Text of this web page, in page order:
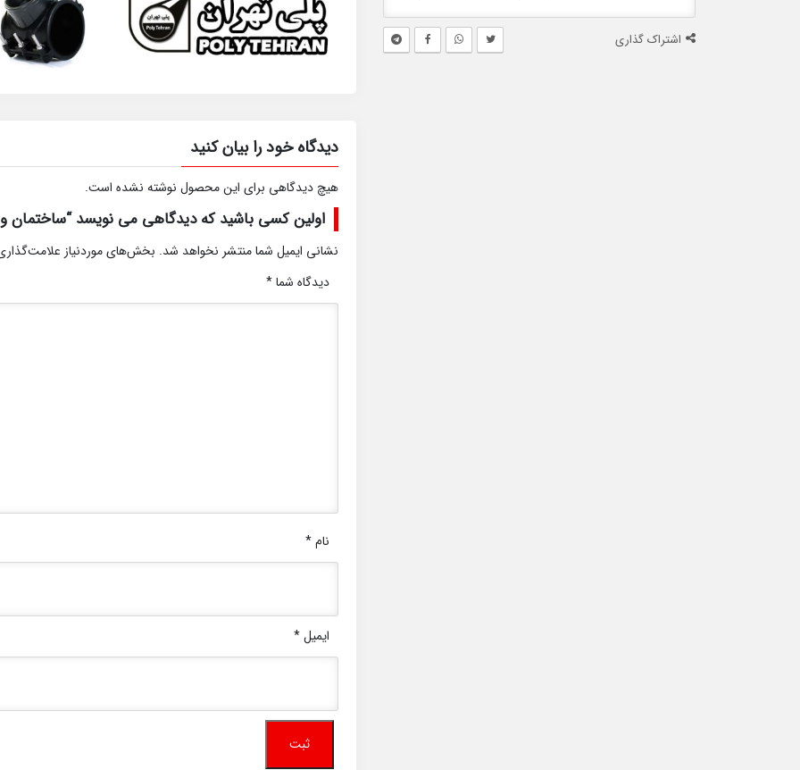
اشتراک گذاری
دیدگاه خود را بیان کنید
هیچ دیدگاهی برای این محصول نوشته نشده است.
اولین کسی باشید که دیدگاهی می نویسد “ساختمان
نشانی ایمیل شما منتشر نخواهد شد. بخش‌های موردنیاز
دیدگاه شما*
نام*
ایمیل*